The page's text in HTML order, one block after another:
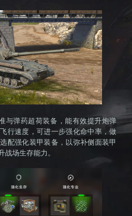
与弹药超荷装备，能有效提升炮弹
行速度，可进一步强化命中率，做
配强化装甲装备，以弥补侧面装甲
场生存能力。